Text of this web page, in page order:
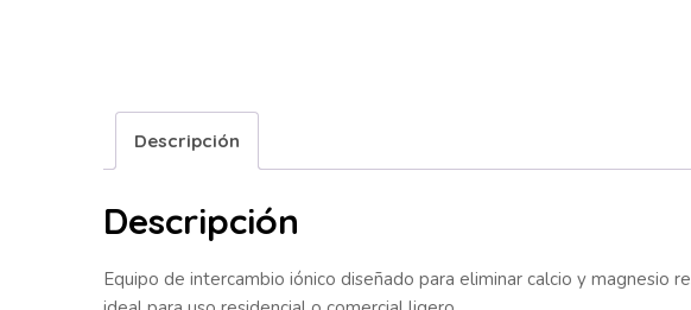
Descripción
Descripción
Equipo de intercambio iónico diseñado para eliminar calcio y magnesio